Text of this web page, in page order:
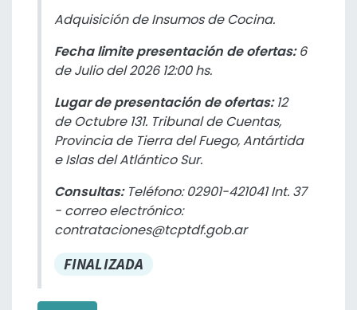
Adquisición de Insumos de Cocina.
Fecha limite presentación de ofertas:6
de Julio del 2026 12:00 hs.
Lugar de presentación de ofertas:12
de Octubre 131. Tribunal de Cuentas,
Provincia de Tierra del Fuego, Antártida
e Islas del Atlántico Sur.
Consultas: Teléfono: 02901-421041 Int. 37
- correo electrónico:
contrataciones@tcptdf.gob.ar
FINALIZADA